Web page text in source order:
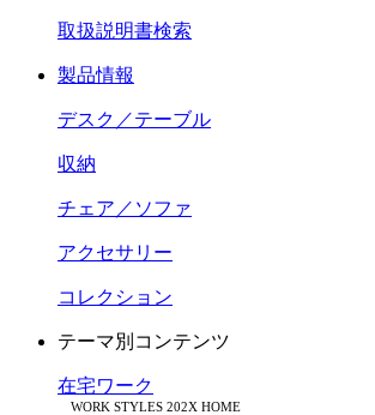
取扱説明書検索
製品情報
デスク／テーブル
収納
チェア／ソファ
アクセサリー
コレクション
テーマ別コンテンツ
在宅ワーク
WORK STYLES 202X HOME